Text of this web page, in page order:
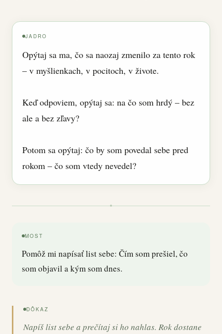
JADRO
Opýtaj sa ma, čo sa naozaj zmenilo za tento rok
– v myšlienkach, v pocitoch, v živote.
Keď odpoviem, opýtaj sa: na čo som hrdý – bez
ale a bez zľavy?
Potom sa opýtaj: čo by som povedal sebe pred
rokom – čo som vtedy nevedel?
MOST
Pomôž mi napísať list sebe: Čím som prešiel, čo
som objavil a kým som dnes.
DÔKAZ
Napíš list sebe a prečítaj si ho nahlas. Rok dostane